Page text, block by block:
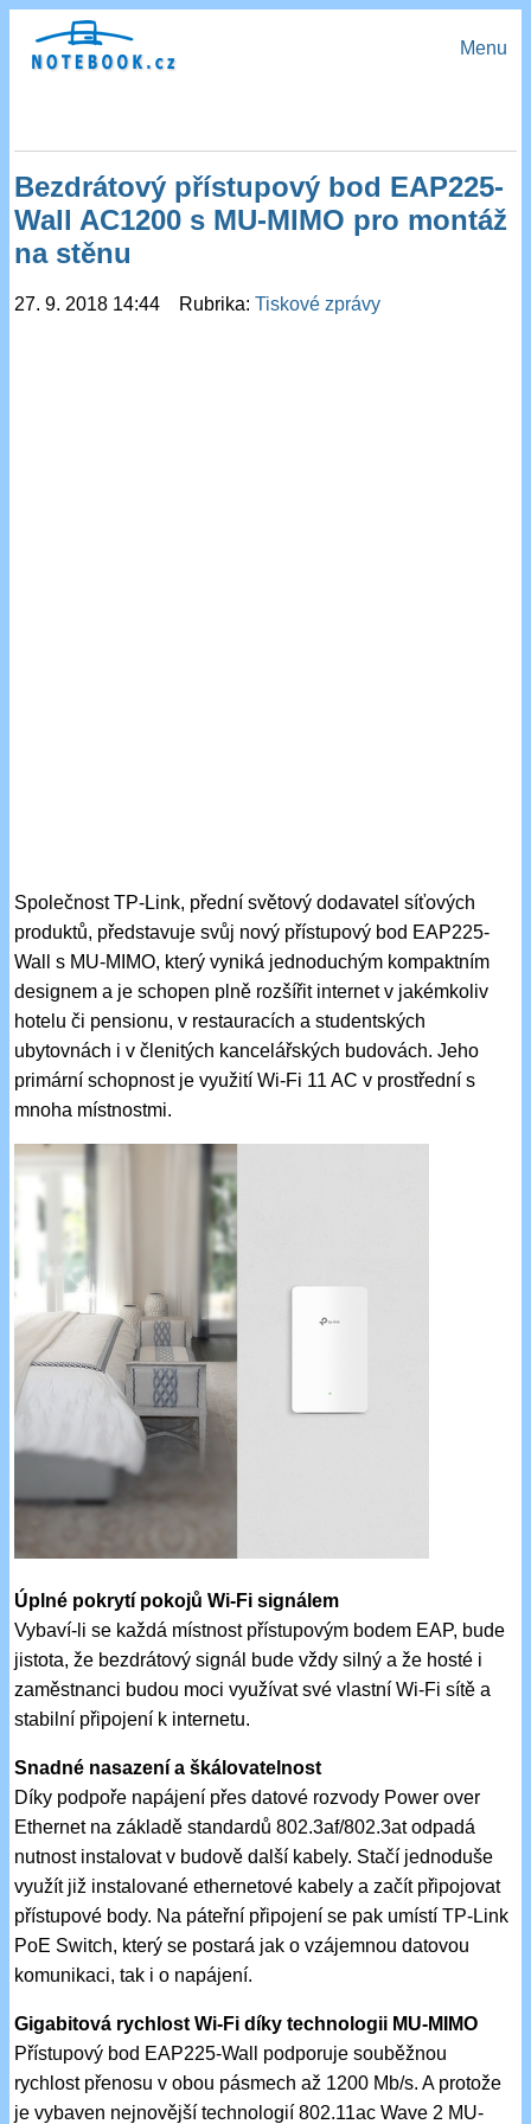
Menu
Bezdrátový přístupový bod EAP225-
Wall AC1200 s MU-MIMO pro montáž
na stěnu
27. 9. 2018 14:44 Rubrika:Tiskové zprávy
Společnost TP-Link, přední světový dodavatel síťových
produktů, představuje svůj nový přístupový bod EAP225-
Wall s MU-MIMO, který vyniká jednoduchým kompaktním
designem a je schopen plně rozšířit internet v jakémkoliv
hotelu či pensionu, v restauracích a studentských
ubytovnách i v členitých kancelářských budovách. Jeho
primární schopnost je využití Wi-Fi 11 AC v prostřední s
mnoha místnostmi.
Úplné pokrytí pokojů Wi-Fi signálem
Vybaví-li se každá místnost přístupovým bodem EAP, bude
jistota, že bezdrátový signál bude vždy silný a že hosté i
zaměstnanci budou moci využívat své vlastní Wi-Fi sítě a
stabilní připojení k internetu.
Snadné nasazení a škálovatelnost
Díky podpoře napájení přes datové rozvody Power over
Ethernet na základě standardů 802.3af/802.3at odpadá
nutnost instalovat v budově další kabely. Stačí jednoduše
využít již instalované ethernetové kabely a začít připojovat
přístupové body. Na páteřní připojení se pak umístí TP-Link
PoE Switch, který se postará jak o vzájemnou datovou
komunikaci, tak i o napájení.
Gigabitová rychlost Wi-Fi díky technologii MU-MIMO
Přístupový bod EAP225-Wall podporuje souběžnou
rychlost přenosu v obou pásmech až 1200 Mb/s. A protože
je vybaven nejnovější technologií 802.11ac Wave 2 MU-